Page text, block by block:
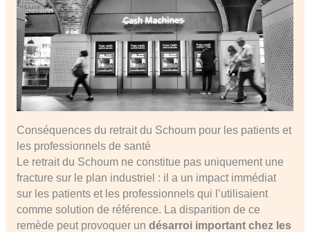
Conséquences du retrait du Schoum pour les patients et
les professionnels de santé
Le retrait du Schoum ne constitue pas uniquement une
fracture sur le plan industriel : il a un impact immédiat
sur les patients et les professionnels qui l’utilisaient
comme solution de référence. La disparition de ce
remède peut provoquer un désarroi important chez les